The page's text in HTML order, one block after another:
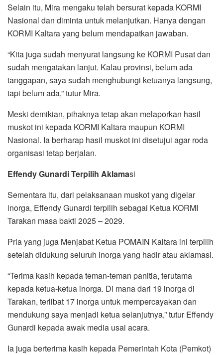
Selain itu, Mira mengaku telah bersurat kepada KORMI
Nasional dan diminta untuk melanjutkan. Hanya dengan
KORMI Kaltara yang belum mendapatkan jawaban.
“Kita juga sudah menyurat langsung ke KORMI Pusat dan
sudah mengatakan lanjut. Kalau provinsi, belum ada
tanggapan, saya sudah menghubungi ketuanya langsung,
tapi belum ada,” tutur Mira.
Meski demikian, pihaknya tetap akan melaporkan hasil
muskot ini kepada KORMI Kaltara maupun KORMI
Nasional. Ia berharap hasil muskot ini disetujui agar roda
organisasi tetap berjalan.
Effendy Gunardi Terpilih Aklamasi
Sementara itu, dari pelaksanaan muskot yang digelar
inorga, Effendy Gunardi terpilih sebagai Ketua KORMI
Tarakan masa bakti 2025 – 2029.
Pria yang juga Menjabat Ketua POMAIN Kaltara ini terpilih
setelah didukung seluruh inorga yang hadir atau aklamasi.
“Terima kasih kepada teman-teman panitia, terutama
kepada ketua-ketua inorga. Di mana dari 19 inorga di
Tarakan, terlibat 17 inorga untuk mempercayakan dan
mendukung saya menjadi ketua selanjutnya,” tutur Effendy
Gunardi kepada awak media usai acara.
Ia juga berterima kasih kepada Pemerintah Kota (Pemkot)